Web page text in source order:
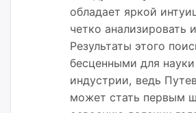
обладает яркой
четко анализировать
Результаты этого
бесценными для
индустрии, ведь
может стать первым